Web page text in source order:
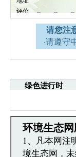
请您注
·请遵守
引起的
·环境生
·发表本
文章跟
绿色进行时
环境生态
1、凡本网注
境生态网，